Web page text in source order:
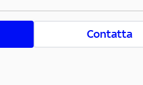
Contatta